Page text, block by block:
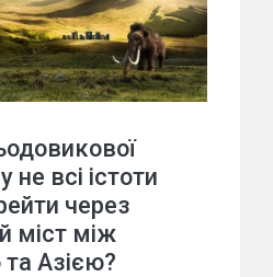
не всі істоти
через
міст між
Азією?